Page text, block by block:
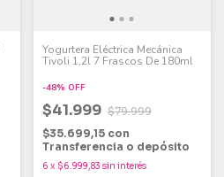
Yogurtera Eléctrica Mecánica
Tivoli 1,2l 7 Frascos De 180ml
-48% OFF
$41.999 $79.999
$35.699,15 con
Transferencia o depósito
6 x $6.999,83 sin interés